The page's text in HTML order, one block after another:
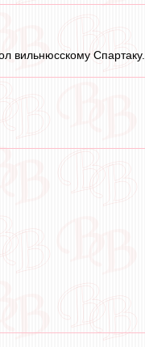
вильнюсскому Спартаку.